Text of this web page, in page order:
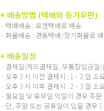
+ 배송방법 (택배와 등기우편)
- 택배배송 : 로젠택배로 배송
- 화물배송 : 경동택배/정기화물로
+ 배송일정
- 결제일(카드결제일, 무통장입금일)
- 오후 3 시 이전 결제시 : 1 ~ 2 일 소
- 오후 3 시 이후 결제시 : 2 ~ 3 일 소
- 월요일 및 휴무일 익일의 경우 주
- 단, 주말 또는 공휴일이 있을 경우